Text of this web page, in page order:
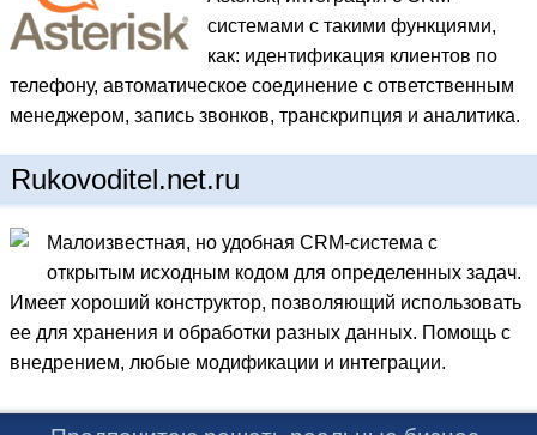
системами с такими функциями,
как: идентификация клиентов по
телефону, автоматическое соединение с ответственным
менеджером, запись звонков, транскрипция и аналитика.
Rukovoditel.net.ru
Малоизвестная, но удобная CRM-система с
открытым исходным кодом для определенных задач.
Имеет хороший конструктор, позволяющий использовать
ее для хранения и обработки разных данных. Помощь с
внедрением, любые модификации и интеграции.